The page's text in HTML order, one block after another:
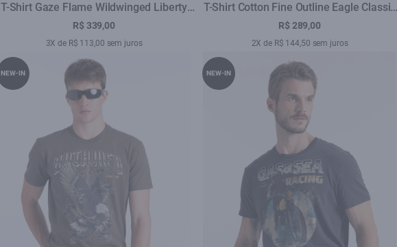
T-Shirt Gaze Flame Wildwinged Liberty
Preto
R$ 339,00
3X de R$ 113,00 sem juros
T-Shirt Cotton Fine Outline Eagle Classic
Purple Blue
R$ 289,00
2X de R$ 144,50 sem juros
NEW-IN NEW-IN